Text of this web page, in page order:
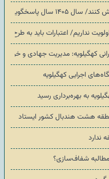
عملکرد اعتبارات است
نداریم/ اعتبارات باید به طرح‌های
کهگیلویه: مدیریت جهادی و خروجی
به بهره‌برداری رسید
هشت هندبال کشور ایستاد
ندارد
شفاف‌سازی؟